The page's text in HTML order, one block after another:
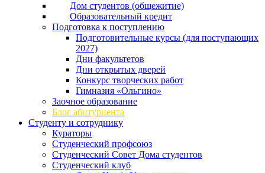
Дом студентов (общежитие)
Образовательный кредит
Подготовка к поступлению
Подготовительные курсы (для поступающих
2027)
Дни факультетов
Дни открытых дверей
Конкурс творческих работ
Гимназия «Ольгино»
Заочное образование
Блог абитуриента
Студенту и сотруднику
Кураторы
Студенческий профсоюз
Студенческий Совет Дома студентов
Студенческий клуб